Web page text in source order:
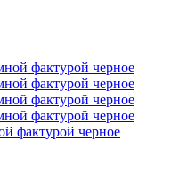
фактурой черное